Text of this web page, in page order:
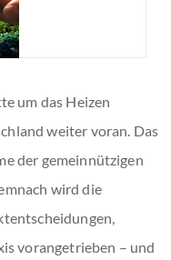
um das Heizen
weiter voran. Das
der gemeinnützigen
wird die
vorangetrieben – und